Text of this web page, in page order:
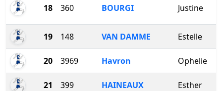
18 360 BOURGI Justine
19 148 VAN DAMME Estelle
20 3969 Havron Ophelie
21 399 HAINEAUX Esther